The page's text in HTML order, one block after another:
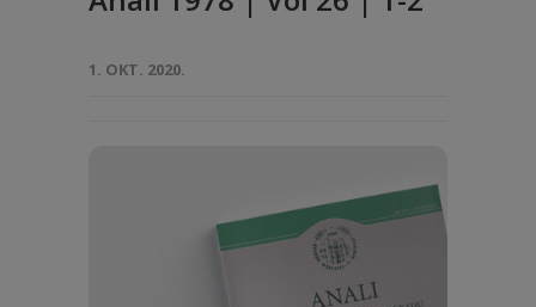
1. OKT. 2020.